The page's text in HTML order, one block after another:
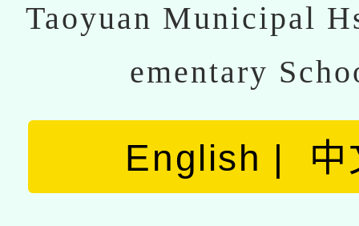
Taoyuan Municipal
ementary
English 中